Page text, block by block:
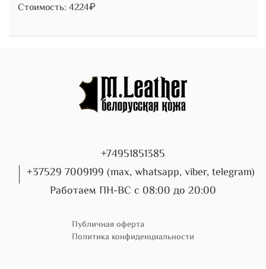
Стоимость: 4224₽
+74951851385
+37529 7009199 (max, whatsapp, viber, telegram)
Работаем ПН-ВС с 08:00 до 20:00
Публичная оферта
Политика конфиденциальности